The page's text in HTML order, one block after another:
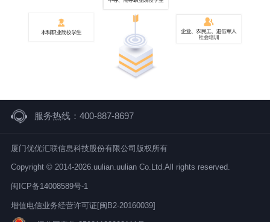
服务热线：400-887-8697
厦门优优汇联信息科技股份有限公司版权所有
Copyright © 2014-2026.uulian.uulian Co.Ltd.All rights reserved.
闽ICP备14008589号-1
增值电信业务经营许可证[闽B2-20160039]